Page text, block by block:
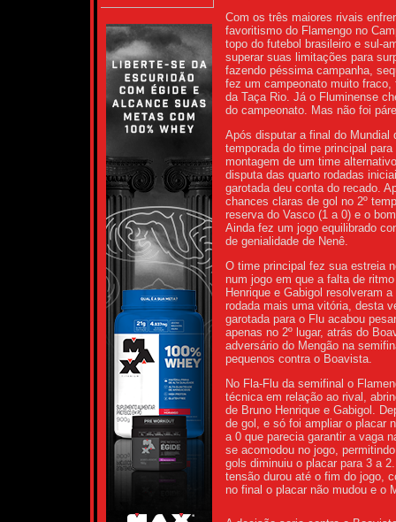
Com os três maiores rivais
favoritismo do Flamengo no
topo do futebol brasileiro e sul-
superar suas limitações para
fazendo péssima campanha,
fez um campeonato muito
da Taça Rio. Já o Fluminense
do campeonato. Mas não foi
Após disputar a final do Mundial
temporada do time principal
montagem de um time
disputa das quarto rodadas
garotada deu conta do recado.
chances claras de gol no 2º
reserva do Vasco (1 a 0) e o
Ainda fez um jogo equilibrado
de genialidade de Nenê.
O time principal fez sua estreia
num jogo em que a falta de
Henrique e Gabigol resolveram
rodada mais uma vitória, desta
garotada para o Flu acabou
apenas no 2º lugar, atrás do
adversário do Mengão na
pequenos contra o Boavista.
No Fla-Flu da semifinal o
técnica em relação ao rival,
de Bruno Henrique e Gabigol.
de gol, e só foi ampliar o placar
a 0 que parecia garantir a vaga
se acomodou no jogo,
gols diminuiu o placar para 3 a
tensão durou até o fim do jogo,
no final o placar não mudou e o